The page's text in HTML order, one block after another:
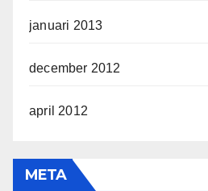
januari 2013
december 2012
april 2012
META